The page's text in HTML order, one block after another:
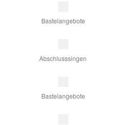
Bastelangebote
Abschlusssingen
Bastelangebote